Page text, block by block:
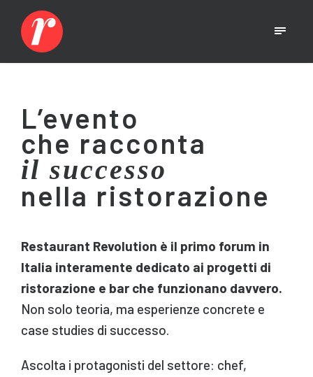
L’evento
che racconta
il successo
nella ristorazione
Restaurant Revolution è il primo forum in
Italia interamente dedicato ai progetti di
ristorazione e bar che funzionano davvero.
Non solo teoria, ma esperienze concrete e
case studies di successo.
Ascolta i protagonisti del settore: chef,